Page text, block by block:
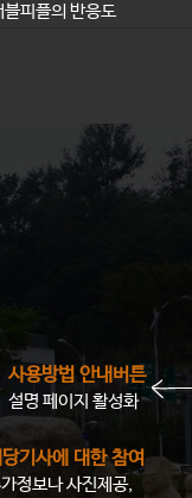
블피플의 반응도
사용방법 안내버튼
설명 페이지 활성화
기사에 대한 참여
정보나 사진제공,